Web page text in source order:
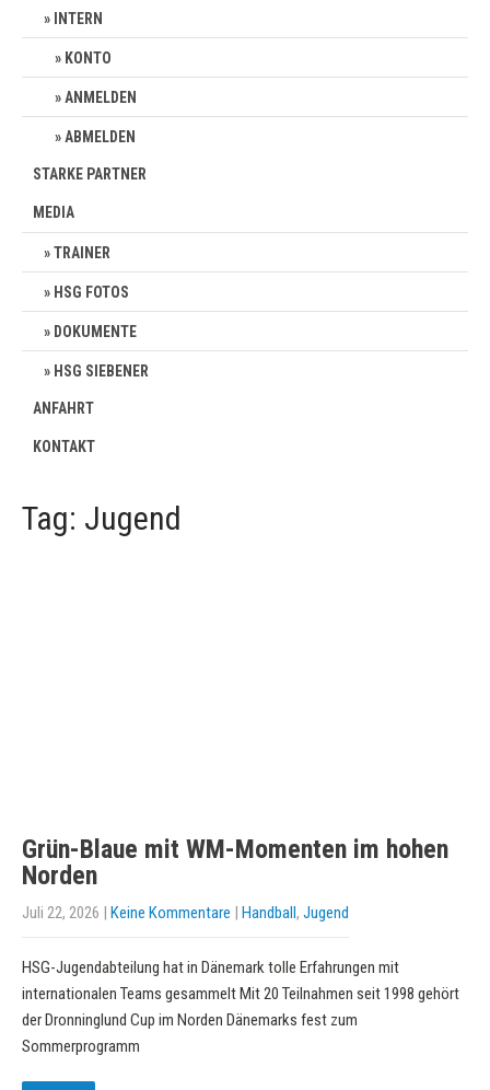
INTERN
KONTO
ANMELDEN
ABMELDEN
STARKE PARTNER
MEDIA
TRAINER
HSG FOTOS
DOKUMENTE
HSG SIEBENER
ANFAHRT
KONTAKT
Tag: Jugend
Grün-Blaue mit WM-Momenten im hohen
Norden
Juli 22, 2026 | Keine Kommentare | Handball, Jugend
HSG-Jugendabteilung hat in Dänemark tolle Erfahrungen mit
internationalen Teams gesammelt Mit 20 Teilnahmen seit 1998 gehört
der Dronninglund Cup im Norden Dänemarks fest zum
Sommerprogramm